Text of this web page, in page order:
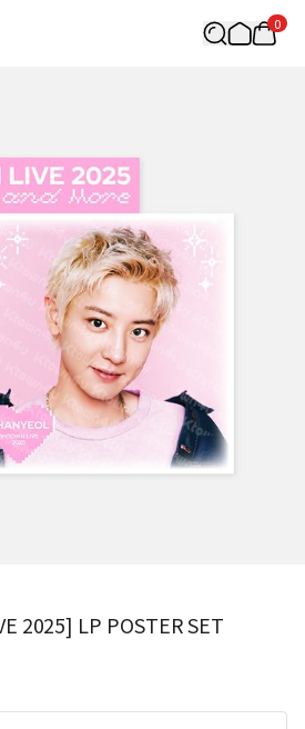
0
2025] LP POSTER SET